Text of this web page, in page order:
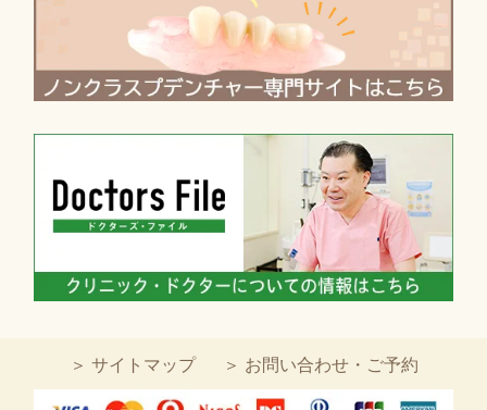
＞ サイトマップ ＞ お問い合わせ・ご予約